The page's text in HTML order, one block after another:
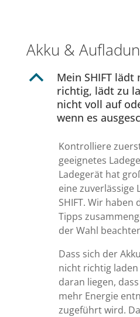
Akku &
B
Mein SHIFT
richtig, lädt zu
nicht voll auf
wenn es
Kontrolliere
geeignetes
Ladegerät hat
eine zuverlässige
SHIFT. Wir haben
Tipps
der Wahl
Dass sich der
nicht richtig
daran liegen,
mehr Energie
zugeführt wird.